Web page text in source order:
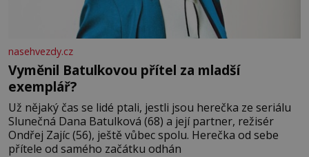
nasehvezdy.cz
Vyměnil Batulkovou přítel za mladší
exemplář?
Už nějaký čas se lidé ptali, jestli jsou herečka ze seriálu
Slunečná Dana Batulková (68) a její partner, režisér
Ondřej Zajíc (56), ještě vůbec spolu. Herečka od sebe
přítele od samého začátku odhán